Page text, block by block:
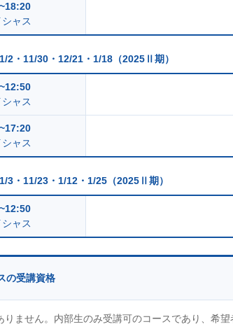
ャス
2・11/30・12/21・1/18（2025Ⅱ期）
ャス
ャス
3・11/23・1/12・1/25（2025Ⅱ期）
ャス
の受講資格
りません。内部生のみ受講可のコースであり、希望